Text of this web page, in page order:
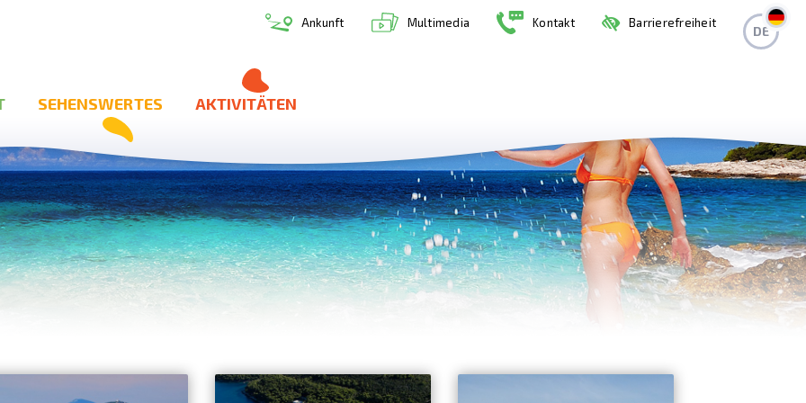
Ankunft Multimedia Kontakt Barrierefreiheit
DE
SEHENSWERTES AKTIVITÄTEN